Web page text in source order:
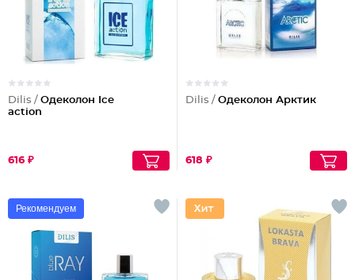
Dilis / Одеколон Ice
action
616 ₽
Dilis / Одеколон Арктик
618 ₽
Рекомендуем